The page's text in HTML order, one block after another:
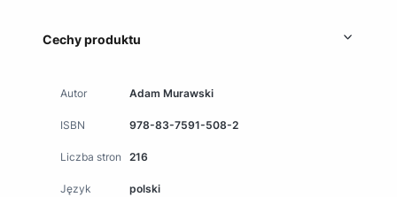
Cechy produktu
Autor Adam Murawski
ISBN 978-83-7591-508-2
Liczba stron 216
Język polski